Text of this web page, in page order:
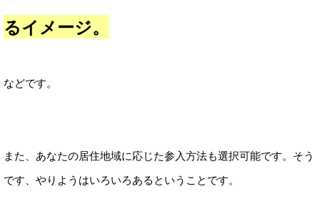
るイメージ。
などです。
また、あなたの居住地域に応じた参入方法も選択可能です。そう
です、やりようはいろいろあるということです。